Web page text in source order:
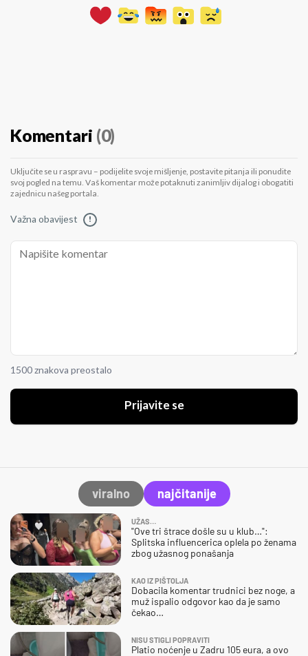
Komentari (0)
Uključite se u raspravu – podijelite svoje mišljenje, postavite pitanja ili ponudite
svoj pogled na temu. Vaš komentar može potaknuti zanimljiv dijalog i obogatiti
zajednicu našeg portala.
Važna obavijest !
1500 znakova preostalo
Prijavite se
viralno najčitanije
UŽAS…
"Ove tri štrace došle su u klub…":
Splitska influencerica oplela po ženama
zbog užasnog ponašanja
KAO IZ PIŠTOLJA
Dobacila komentar trudnici bez noge, a
muž ispalio odgovor kao da je samo
čekao…
NISU STIGLI POPRAVITI
Platio noćenje u Zadru 105 eura, a ovo